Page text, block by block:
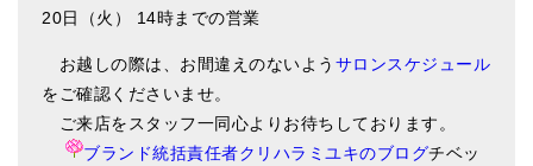
20日（火） 14時までの営業
お越しの際は、お間違えのないよう サロンスケジュール
をご確認くださいませ。
ご来店をスタッフ一同心よりお待ちしております。
ブランド統括責任者クリハラミユキのブログチベッ